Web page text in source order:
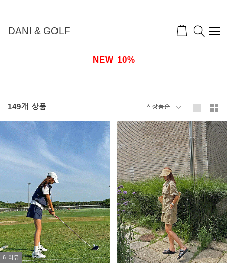
DANI & GOLF
NEW 10%
149개 상품
6 리뷰